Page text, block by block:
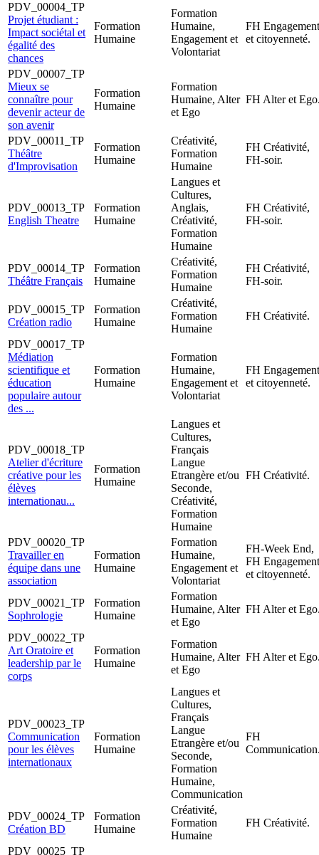
PDV_00004_TP
Projet étudiant :
Impact sociétal et
égalité des
chances
Formation
Humaine
Formation
Humaine,
Engagement et
Volontariat
FH Engagement
et citoyenneté.
PDV_00007_TP
Mieux se
connaître pour
devenir acteur de
son avenir
Formation
Humaine
Formation
Humaine, Alter
et Ego
FH Alter et
PDV_00011_TP
Théâtre
d'Improvisation
Formation
Humaine
Créativité,
Formation
Humaine
FH Créativité,
FH-soir.
PDV_00013_TP
English Theatre
Formation
Humaine
Langues et
Cultures,
Anglais,
Créativité,
Formation
Humaine
FH Créativité,
FH-soir.
PDV_00014_TP
Théâtre Français
Formation
Humaine
Créativité,
Formation
Humaine
FH Créativité,
FH-soir.
PDV_00015_TP
Création radio
Formation
Humaine
Créativité,
Formation
Humaine
FH Créativité.
PDV_00017_TP
Médiation
scientifique et
éducation
populaire autour
des ...
Formation
Humaine
Formation
Humaine,
Engagement et
Volontariat
FH Engagement
et citoyenneté.
PDV_00018_TP
Atelier d'écriture
créative pour les
élèves
internationau...
Formation
Humaine
Langues et
Cultures,
Français
Langue
Etrangère et/ou
Seconde,
Créativité,
Formation
Humaine
FH Créativité.
PDV_00020_TP
Travailler en
équipe dans une
association
Formation
Humaine
Formation
Humaine,
Engagement et
Volontariat
FH-Week End,
FH Engagement
et citoyenneté.
PDV_00021_TP
Sophrologie
Formation
Humaine
Formation
Humaine, Alter
et Ego
FH Alter et
PDV_00022_TP
Art Oratoire et
leadership par le
corps
Formation
Humaine
Formation
Humaine, Alter
et Ego
FH Alter et
PDV_00023_TP
Communication
pour les élèves
internationaux
Formation
Humaine
Langues et
Cultures,
Français
Langue
Etrangère et/ou
Seconde,
Formation
Humaine,
Communication
FH
PDV_00024_TP
Création BD
Formation
Humaine
Créativité,
Formation
Humaine
FH Créativité.
PDV_00025_TP